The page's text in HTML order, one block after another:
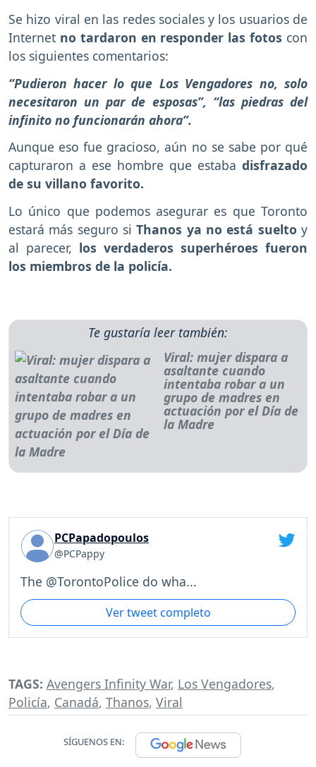
Se hizo viral en las redes sociales y los usuarios de
Internet no tardaron en responder las fotos con
los siguientes comentarios:
“Pudieron hacer lo que Los Vengadores no, solo
necesitaron un par de esposas”, “las piedras del
infinito no funcionarán ahora”.
Aunque eso fue gracioso, aún no se sabe por qué
capturaron a ese hombre que estaba disfrazado
de su villano favorito.
Lo único que podemos asegurar es que Toronto
estará más seguro siThanos ya no está suelto y
al parecer, los verdaderos superhéroes fueron
los miembros de la policía.
Te gustaría leer también:
Viral: mujer dispara a
asaltante cuando
intentaba robar a un
grupo de madres en
actuación por el Día de
la Madre
PCPapadopoulos
@PCPappy
The @TorontoPolice do wha...
Ver tweet completo
TAGS: Avengers Infinity War, Los Vengadores,
Policía, Canadá, Thanos, Viral
SÍGUENOS EN: